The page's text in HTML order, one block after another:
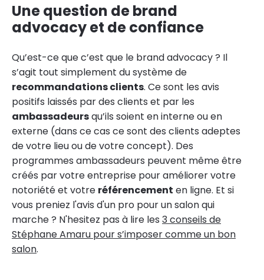
Une question de brand
advocacy et de confiance
Qu’est-ce que c’est que le brand advocacy ? Il
s’agit tout simplement du système de
recommandations clients. Ce sont les avis
positifs laissés par des clients et par les
ambassadeursqu’ils soient en interne ou en
externe (dans ce cas ce sont des clients adeptes
de votre lieu ou de votre concept). Des
programmes ambassadeurs peuvent même être
créés par votre entreprise pour améliorer votre
notoriété et votre référencement en ligne. Et si
vous preniez l'avis d'un pro pour un salon qui
marche ? N'hesitez pas à lire les 3 conseils de
Stéphane Amaru pour s’imposer comme un bon
salon.